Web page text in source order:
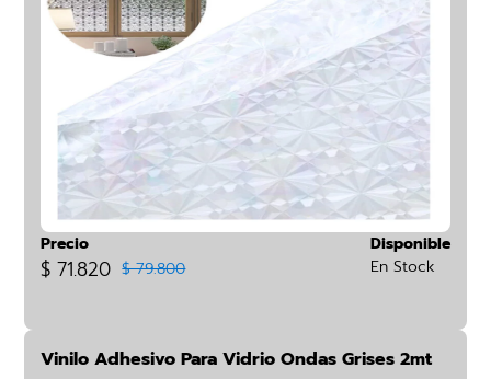
Precio
$ 71.820 $ 79.800
Disponible
En Stock
Vinilo Adhesivo Para Vidrio Ondas Grises 2mt